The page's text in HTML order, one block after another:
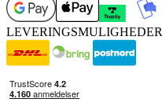
LEVERINGSMULIGHEDER